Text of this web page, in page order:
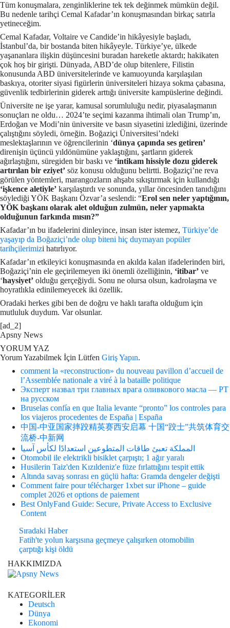
Tüm konuşmalara, zenginliklerine tek tek değinmek mümkün değil.
Bu nedenle tarihçi Cemal Kafadar’ın konuşmasından birkaç satırla
yetineceğim.
Cemal Kafadar, Voltaire ve Candide’in hikâyesiyle başladı,
İstanbul’da, bir bostanda biten hikâyeyle. Türkiye’ye, ülkede
yaşananlara ilişkin düşüncesini buradan hareketle aktardı; hakikaten
çok hoş bir girişti. Dünyada, ABD’de olup bitenlere, Filistin
konusunda ABD üniversitelerinde ve kamuoyunda karşılaşılan
baskıya, otoriter siyasi figürlerin üniversiteleri hizaya sokma çabasına,
güvenlik tedbirlerinin giderek arttığı üniversite kampüslerine değindi.
Üniversite ne işe yarar, kamusal sorumluluğu nedir, piyasalaşmanın
sonuçları ne oldu… 2024’te seçimi kazanma ihtimali olan Trump’ın,
Erdoğan ve Modi’nin üniversite ve basın siyasetini izlediğini, üzerinde
çalıştığını söyledi, örneğin. Boğaziçi Üniversitesi’ndeki
meslektaşlarının ve öğrencilerinin ‘dünya çapında ses getiren’
direnişin üçüncü yıldönümüne yaklaştığını, şartların giderek
ağırlaştığını, süregiden bir baskı ve ‘intikam hissiyle dozu giderek
artırılan bir eziyet’ söz konusu olduğunu belirtti. Boğaziçi’ne reva
görülen yöntemleri, marangozların ahşabı sıkıştırmak için kullandığı
‘işkence aletiyle’ karşılaştırdı ve sonunda, yıllar öncesinden tanıdığını
söylediği YÖK Başkanı Özvar’a seslendi: “Erol sen neler yaptığının,
YÖK başkanı olarak alet olduğun zulmün, neler yapmakta
olduğunun farkında mısın?”
Kafadar’ın bu ifadelerini dinleyince, insan ister istemez, Türkiye’de
yaşayıp da Boğaziçi’nde olup biteni hiç duymayan popüler
tarihçilerimizi hatırlıyor.
Kafadar’ın etkileyici konuşmasında en akılda kalan ifadelerinden biri,
Boğaziçi’nin ele geçirilemeyen iki önemli özelliğinin, ‘itibar’ ve
‘haysiyet’ olduğu gerçeğiydi. Sonu ne olursa olsun, kadrolaşma ve
hoyratlıkla edinilemeyecek iki özellik.
Oradaki herkes gibi ben de doğru ve haklı tarafta olduğum için
mutluluk duydum. Var olsunlar.
[ad_2]
Apsny News
YORUM YAZ
Yorum Yazabilmek İçin Lütfen Giriş Yapın.
comment la «reconstruction» du nouveau pavillon d’accueil de
l’Assemblée nationale a viré à la bataille politique
Эксперт назвал три главных врага оливкового масла — РТ
на русском
Bruselas confía en que Italia levante “pronto” los controles para
los viajeros procedentes de España | España
中国-中亚国家摔跤精英赛西安启幕 十国“跤士”共筑体育交
流桥-中新网
المملكة تعبئ طاقات المتطوعين استعدادًا لكأس آسيا
Otomobil ile elektrikli bisiklet çarpıştı; 1 ağır yaralı
Husilerin Taiz'den Kızıldeniz'e füze fırlattığını tespit ettik
Altında savaş sonrası en güçlü hafta: Gramda dengeler değişti
Comment faire pour télécharger 1xbet sur iPhone – guide
complet 2026 et options de paiement
Best OnlyFand Guide: Secure, Private Access to Exclusive
Content
Sıradaki Haber
Fatih'te yolun karşısına geçmeye çalışırken otomobilin
çarptığı kişi öldü
HAKKIMIZDA
KATEGORİLER
Deutsch
Dünya
Ekonomi